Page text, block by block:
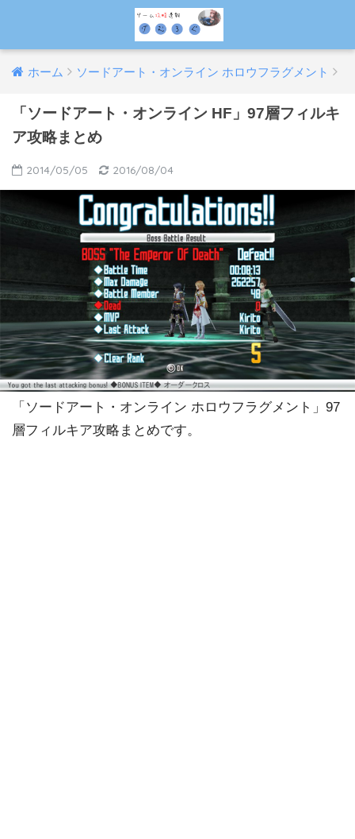
ホーム ソードアート・オンライン ホロウフラグメント
「ソードアート・オンライン HF」97層フィルキ
ア攻略まとめ
2014/05/05 2016/08/04
「ソードアート・オンライン ホロウフラグメント」97
層フィルキア攻略まとめです。